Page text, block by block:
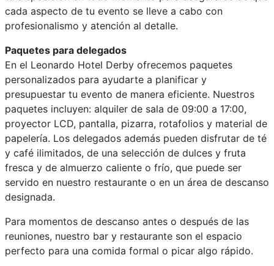
cada aspecto de tu evento se lleve a cabo con
profesionalismo y atención al detalle.
Paquetes para delegados
En el Leonardo Hotel Derby ofrecemos paquetes
personalizados para ayudarte a planificar y
presupuestar tu evento de manera eficiente. Nuestros
paquetes incluyen: alquiler de sala de 09:00 a 17:00,
proyector LCD, pantalla, pizarra, rotafolios y material de
papelería. Los delegados además pueden disfrutar de té
y café ilimitados, de una selección de dulces y fruta
fresca y de almuerzo caliente o frío, que puede ser
servido en nuestro restaurante o en un área de descanso
designada.
Para momentos de descanso antes o después de las
reuniones, nuestro bar y restaurante son el espacio
perfecto para una comida formal o picar algo rápido.